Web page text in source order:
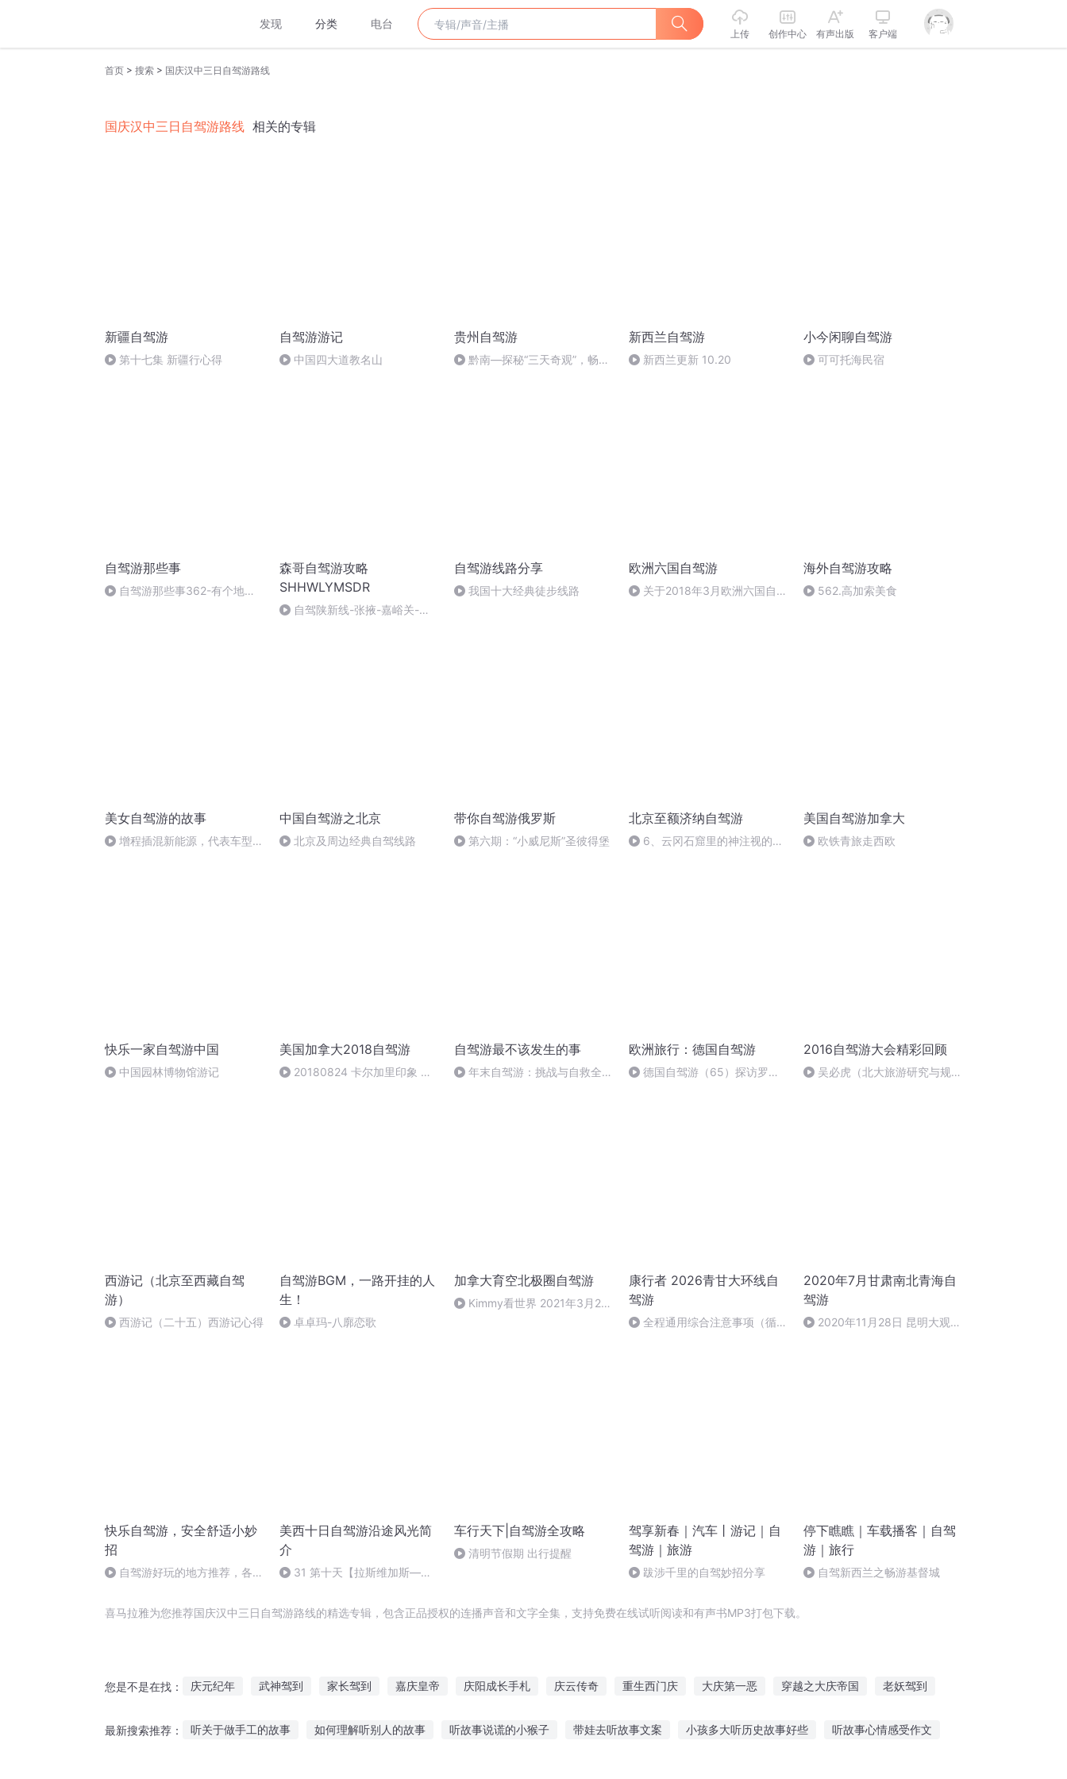
发现 分类 电台
上传 创作中心 有声出版 客户端
首页 > 搜索 > 国庆汉中三日自驾游路线
国庆汉中三日自驾游路线 相关的专辑
新疆自驾游
第十七集 新疆行心得
自驾游游记
中国四大道教名山
贵州自驾游
黔南—探秘“三天奇观”，畅游
新西兰自驾游
新西兰更新 10.20
小今闲聊自驾游
可可托海民宿
自驾游那些事
自驾游那些事362-有个地
森哥自驾游攻略
SHHWLYMSDR
自驾陕新线-张掖-嘉峪关-安
自驾游线路分享
我国十大经典徒步线路
欧洲六国自驾游
关于2018年3月欧洲六国自驾
海外自驾游攻略
562.高加索美食
美女自驾游的故事
增程插混新能源，代表车型推
中国自驾游之北京
北京及周边经典自驾线路
带你自驾游俄罗斯
第六期：“小威尼斯”圣彼得堡
北京至额济纳自驾游
6、云冈石窟里的神注视的远
美国自驾游加拿大
欧铁青旅走西欧
快乐一家自驾游中国
中国园林博物馆游记
美国加拿大2018自驾游
20180824 卡尔加里印象 阿
自驾游最不该发生的事
年末自驾游：挑战与自救全攻
欧洲旅行：德国自驾游
德国自驾游（65）探访罗马
2016自驾游大会精彩回顾
吴必虎（北大旅游研究与规划
西游记（北京至西藏自驾
游）
西游记（二十五）西游记心得
自驾游BGM，一路开挂的人
生！
卓卓玛-八廓恋歌
加拿大育空北极圈自驾游
Kimmy看世界 2021年3月20
康行者 2026青甘大环线自
驾游
全程通用综合注意事项（循环
2020年7月甘肃南北青海自
驾游
2020年11月28日 昆明大观
快乐自驾游，安全舒适小妙
招
自驾游好玩的地方推荐，各种
美西十日自驾游沿途风光简
介
31 第十天【拉斯维加斯——
满结束
车行天下|自驾游全攻略
清明节假期 出行提醒
驾享新春｜汽车丨游记｜自
驾游｜旅游
跋涉千里的自驾妙招分享
停下瞧瞧｜车载播客｜自驾
游｜旅行
自驾新西兰之畅游基督城
喜马拉雅为您推荐国庆汉中三日自驾游路线的精选专辑，包含正品授权的连播声音和文字全集，支持免费在线试听阅读和有声书MP3打包下载。
您是不是在找： 庆元纪年 武神驾到 家长驾到 嘉庆皇帝 庆阳成长手札 庆云传奇 重生西门庆 大庆第一恶 穿越之大庆帝国 老妖驾到
最新搜索推荐： 听关于做手工的故事 如何理解听别人的故事 听故事说谎的小猴子 带娃去听故事文案 小孩多大听历史故事好些 听故事心情感受作文